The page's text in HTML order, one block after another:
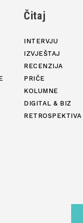
Čitaj
INTERVJU
IZVJEŠTAJ
RECENZIJA
PRIČE
KOLUMNE
DIGITAL & BIZ
RETROSPEKTIVA